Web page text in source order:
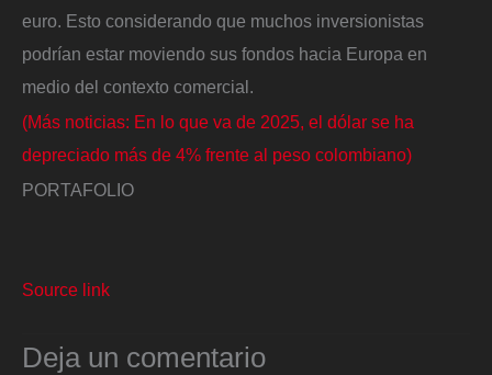
euro. Esto considerando que muchos inversionistas
podrían estar moviendo sus fondos hacia Europa en
medio del contexto comercial.
(Más noticias: En lo que va de 2025, el dólar se ha
depreciado más de 4% frente al peso colombiano)
PORTAFOLIO
Source link
Deja un comentario